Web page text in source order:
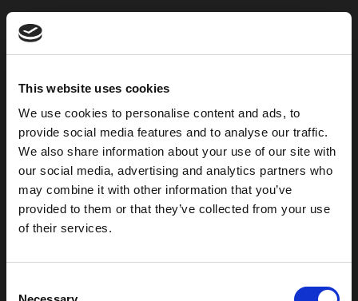
This website uses cookies
We use cookies to personalise content and ads, to
provide social media features and to analyse our traffic.
We also share information about your use of our site with
our social media, advertising and analytics partners who
may combine it with other information that you’ve
provided to them or that they’ve collected from your use
of their services.
AUF DER SUCHE NACH
PRODUKTEN